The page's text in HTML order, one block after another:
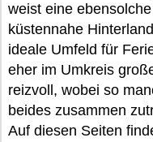
weist eine
küstennahe
ideale Umfeld für
eher im Umkreis
reizvoll, wobei so
beides zusammen
Auf diesen Seiten